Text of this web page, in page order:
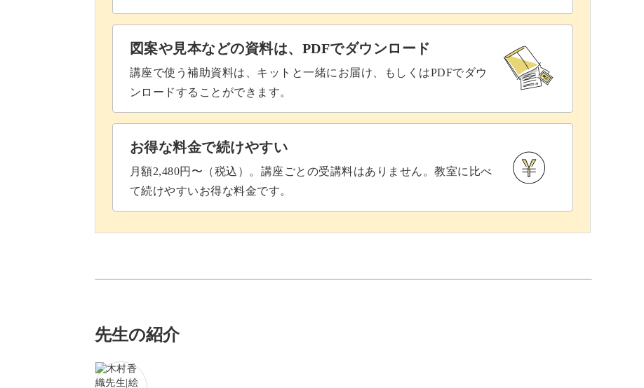
図案や見本などの資料は、PDFでダウンロード
講座で使う補助資料は、キットと一緒にお届け、もしくはPDFでダウ
ンロードすることができます。
お得な料金で続けやすい
月額2,480円〜（税込）。講座ごとの受講料はありません。教室に比べ
て続けやすいお得な料金です。
先生の紹介